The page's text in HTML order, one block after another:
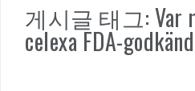
게시글 태그: Var
celexa FDA-